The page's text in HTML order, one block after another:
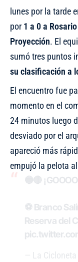
lunes por la tarde
por 1 a 0 a
Proyección. El
sumó tres puntos
su clasificación a
El encuentro fue
momento en el
24 minutos luego
desviado por el
apareció más
empujó la pelota
🔵🔴
⚽️ Branco
Reserva del
— La